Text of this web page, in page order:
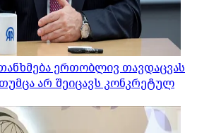
ერთობლივ თავდაცვას
არ შეიცავს კონკრეტულ